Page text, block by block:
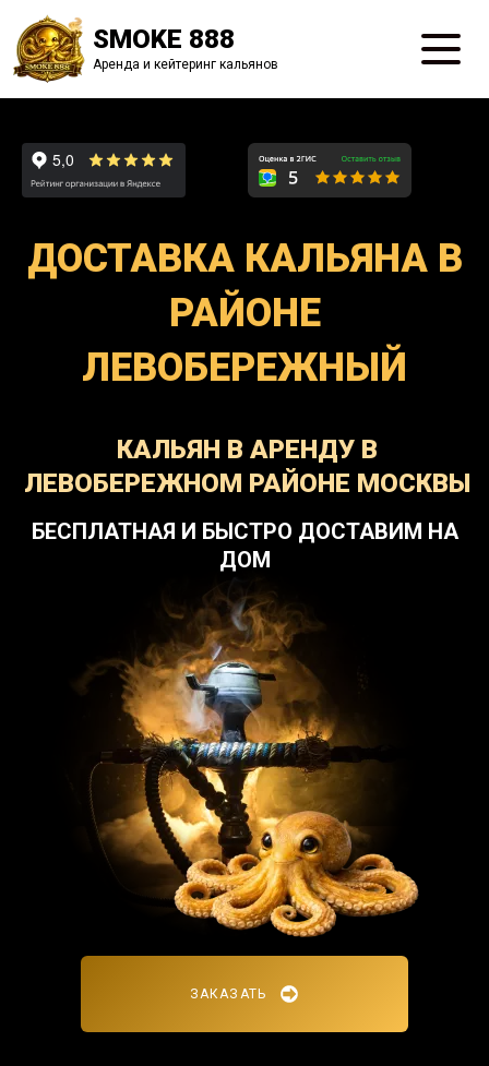
SMOKE 888
Аренда и кейтеринг кальянов
ДОСТАВКА КАЛЬЯНА В
РАЙОНЕ
ЛЕВОБЕРЕЖНЫЙ
КАЛЬЯН В АРЕНДУ В
ЛЕВОБЕРЕЖНОМ РАЙОНЕ МОСКВЫ
БЕСПЛАТНАЯ И БЫСТРО ДОСТАВИМ НА
ДОМ
ЗАКАЗАТЬ